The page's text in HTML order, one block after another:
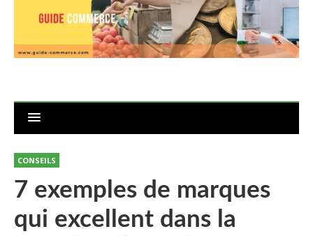
CONSEILS
7 exemples de marques
qui excellent dans la